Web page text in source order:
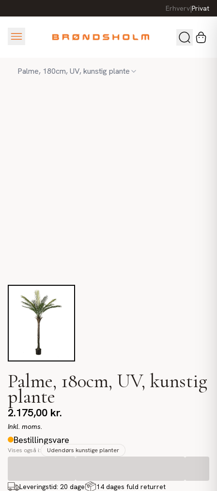
Erhverv|Privat
Palme, 180cm, UV, kunstig plante
Palme, 180cm, UV, kunstig
plante
2.175,00 kr.
Inkl. moms.
Bestillingsvare
Vises også i: Udendørs kunstige planter
Leveringstid: 20 dage 14 dages fuld returret